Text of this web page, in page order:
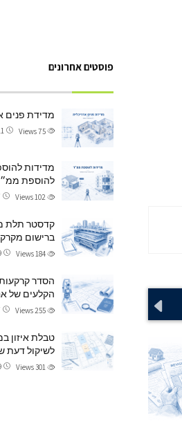
פוסטים אחרונים
מדידת פנים
11 Views
מדידות
להוספת
Views
קדסטר תלת
ברישום
Views
הסדר
הקלעים של
Views
טבלת איזון
לשיקול דעת
Views